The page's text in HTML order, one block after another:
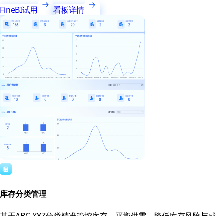
FineBI试用
看板详情
库存分类管理